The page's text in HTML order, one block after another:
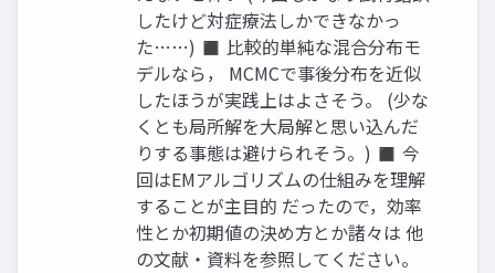
したけど対症療法しかできなかっ
た……) ◼ 比較的単純な混合分布モ
デルなら， MCMCで事後分布を近似
したほうが実践上はよさそう。 (少な
くとも局所解を大局解と思い込んだ
りする事態は避けられそう。) ◼ 今
回はEMアルゴリズムの仕組みを理解
することが主目的 だったので，効率
性とか初期値の決め方とか諸々は 他
の文献・資料を参照してください。